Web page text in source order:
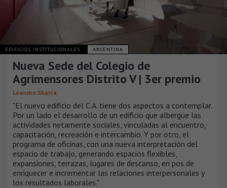
EDIFICIOS INSTITUCIONALES ARGENTINA
Nueva Sede del Colegio de
Agrimensores Distrito V | 3er premio
Leandro Sbarra
"El nuevo edificio del C.A. tiene dos aspectos a contemplar.
Por un lado el desarrollo de un edificio que albergue las
actividades netamente sociales, vinculadas al encuentro,
capacitación, recreación e intercambio. Y por otro, el
programa de oficinas, con una nueva interpretación del
espacio de trabajo, generando espacios flexibles,
expansiones, terrazas, lugares de descanso, en pos de
enriquecer e incrementar las relaciones interpersonales y
los resultados laborales."